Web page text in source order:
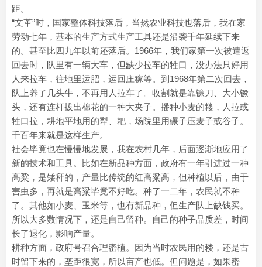
距。
“文革”时，国家整体科技落后，当然农业科技也落后，我在家
劳动七年，基本的生产方式生产工具还是沿袭千年延续下来
的。甚至比四九年以前还落后。1966年，我们家第一次被遣返
回去时，队里有一辆大车，但缺少拉车的牲口，没办法只好用
人来拉车，往地里运肥，运回庄稼等。到1968年第二次回去，
队上养了几头牛，不再用人拉车了。收割就是靠镰刀、大小镢
头，还有连杆拔出棉花的一种大夹子。播种小麦的耧，人拉或
牲口拉，耕地平地用的犁、耙，场院里用碾子压麦子或谷子。
千百年来就是这样生产。
社会毕竟也在慢慢地发展，我在农村几年，后面逐渐地应用了
新的技术和工具。比如在新品种方面，政府有一年引进过一种
高粱，是矮秆的，产量比传统的红高粱高，但种植以后，由于
害虫多，再就是高粱毕竟不好吃。种了一二年，农民就不种
了。其他如小麦、玉米等，也有新品种，但生产队上缺钱买。
所以大多数情况下，还是自己留种。自己的种子品质差，时间
长了退化，影响产量。
耕种方面，政府号召合理密植。因为当时农民用的耧，还是古
时留下来的，垄距很宽，所以亩产也低。但问题是，如果密